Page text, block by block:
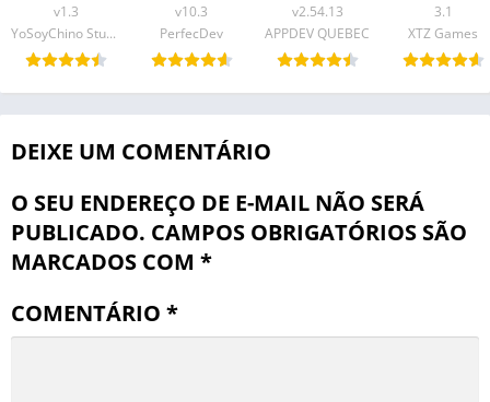
v1.3
YoSoyChino Studio & Katibos YT
v10.3
PerfecDev
v2.54.13
APPDEV QUEBEC
3.1
XTZ Games
DEIXE UM COMENTÁRIO
O SEU ENDEREÇO DE E-MAIL NÃO SERÁ
PUBLICADO. CAMPOS OBRIGATÓRIOS SÃO
MARCADOS COM *
COMENTÁRIO *